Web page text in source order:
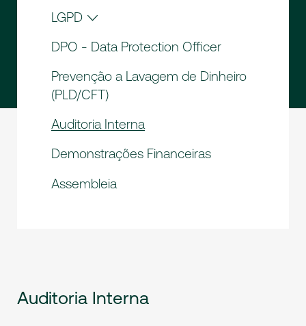
Resumo de Atividades da Ouvidoria
LGPD
LGPD
DPO - Data Protection Officer
Prevenção a Lavagem de Dinheiro
(PLD/CFT)
Auditoria Interna
Demonstrações Financeiras
Assembleia
Auditoria Interna